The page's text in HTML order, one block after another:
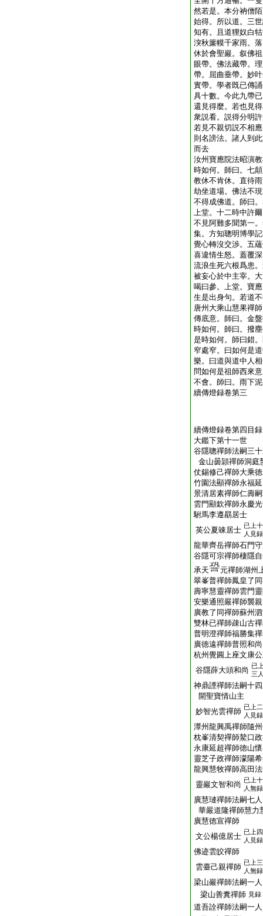
然若是。本分衲僧
始得。所以道。三
知有。且道狸奴白
湥秋簾幙千家雨。
休於會聖巖。叙佛
眼帶。佛法藏帶。
帶。屈曲垂帶。妙
實帶。學者既已傳
具十數。今此九帶
還見得麼。若也見
衆説看。説得分明
若見不親切説不相
則名謗法。諸人到
而去
汝州寶應院法昭演
時如何。師曰。七
教休不肯休。直待
劫坐道場。佛法不
不得成佛道。師曰
上堂。十二時中許
不見阿難多聞第一
集。方知聰明博學
覺心轉沒交渉。五
喜違情生怒。蓋覆
流浪生死六根爲患
被妄心於中主宰。
喝曰參。上堂。寶
生是出身句。若道
唐州大乘山慧果禪
傳底意。師曰。金
時如何。師曰。撥
是時如何。師曰錯
窄處窄。曰如何是
樂。曰道與道中人
問如何是祖師西來
不會。師曰。雨下
續傳燈録卷第三
續傳燈録卷第四目録
大鑑下第十一世
谷隱聰禪師法嗣三
金山曇頴禪師洞庭
仗錫修己禪師大乘
竹園法顯禪師永福
景清居素禪師仁壽
雲門顯欽禪師永慶
駙馬李遵勗居士
英公夏竦居士 已上
人見録
龍華齊岳禪師石門
谷隱可宗禪師棲隱
承天
元禪師湖州
翠峯普禪師鳳皇了
壽寧慧靈禪師雲門
安樂通照嚴禪師襲
廣教了同禪師蘇州
雙林已禪師疎山古
普明澄禪師福勝集
廣徳遠禪師普照和尚
杭州覺圓上座文康
谷隱薛大頭和尚 已
三
神鼎諲禪師法嗣十
開聖寶情山主
妙智光雲禪師 已上二
人見録
潭州龍興禹禪師隨
枕峯清契禪師鰲口
永康延超禪師徳山
靈芝子政禪師濛陽
龍興慧牧禪師高田
靈巖文智和尚 已上
人無録
廣慧璉禪師法嗣七人
華嚴道隆禪師慧力
廣慧徳宣禪師
文公楊億居士 已上四
人見録
佛迹雲皎禪師
雲臺己親禪師 已上三
人無録
梁山巖禪師法嗣一人
梁山善糞禪師 見録
道吾詮禪師法嗣一人